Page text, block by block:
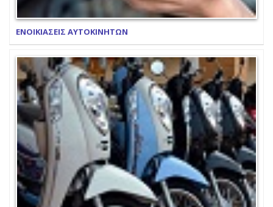
ΕΝΟΙΚΙΑΣΕΙΣ ΑΥΤΟΚΙΝΗΤΩΝ